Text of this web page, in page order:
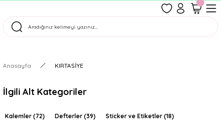
Tüm Siparişler Aynı Gün Kargoda!
Anasayfa KIRTASİYE
İlgili Alt Kategoriler
Kalemler (72) Defterler (39) Sticker ve Etiketler (18)